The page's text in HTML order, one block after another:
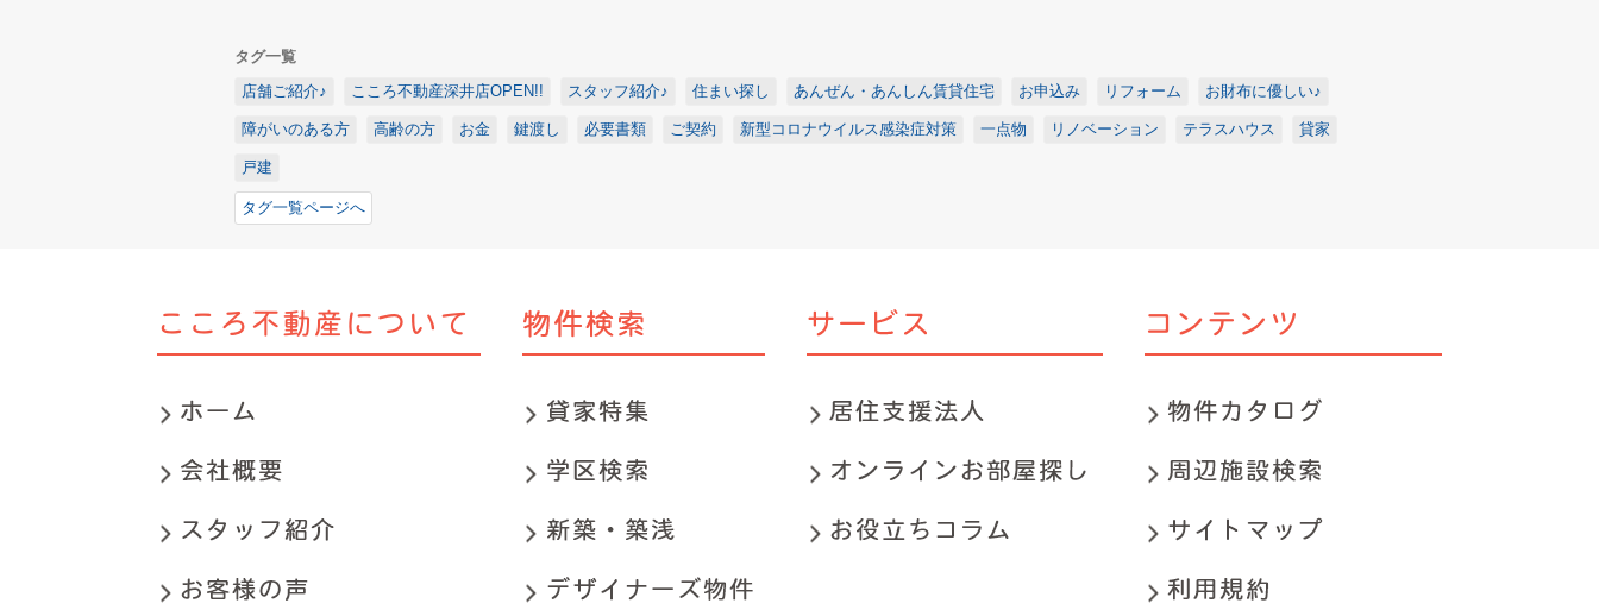
タグ一覧
店舗ご紹介♪
こころ不動産深井店OPEN!! スタッフ紹介♪ 住まい探し あんぜん・あんしん賃貸住宅 お申込み リフォーム お財布に優しい♪
障がいのある方 高齢の方 お金 鍵渡し 必要書類 ご契約 新型コロナウイルス感染症対策 一点物 リノベーション テラスハウス 貸家
戸建
タグ一覧ページへ